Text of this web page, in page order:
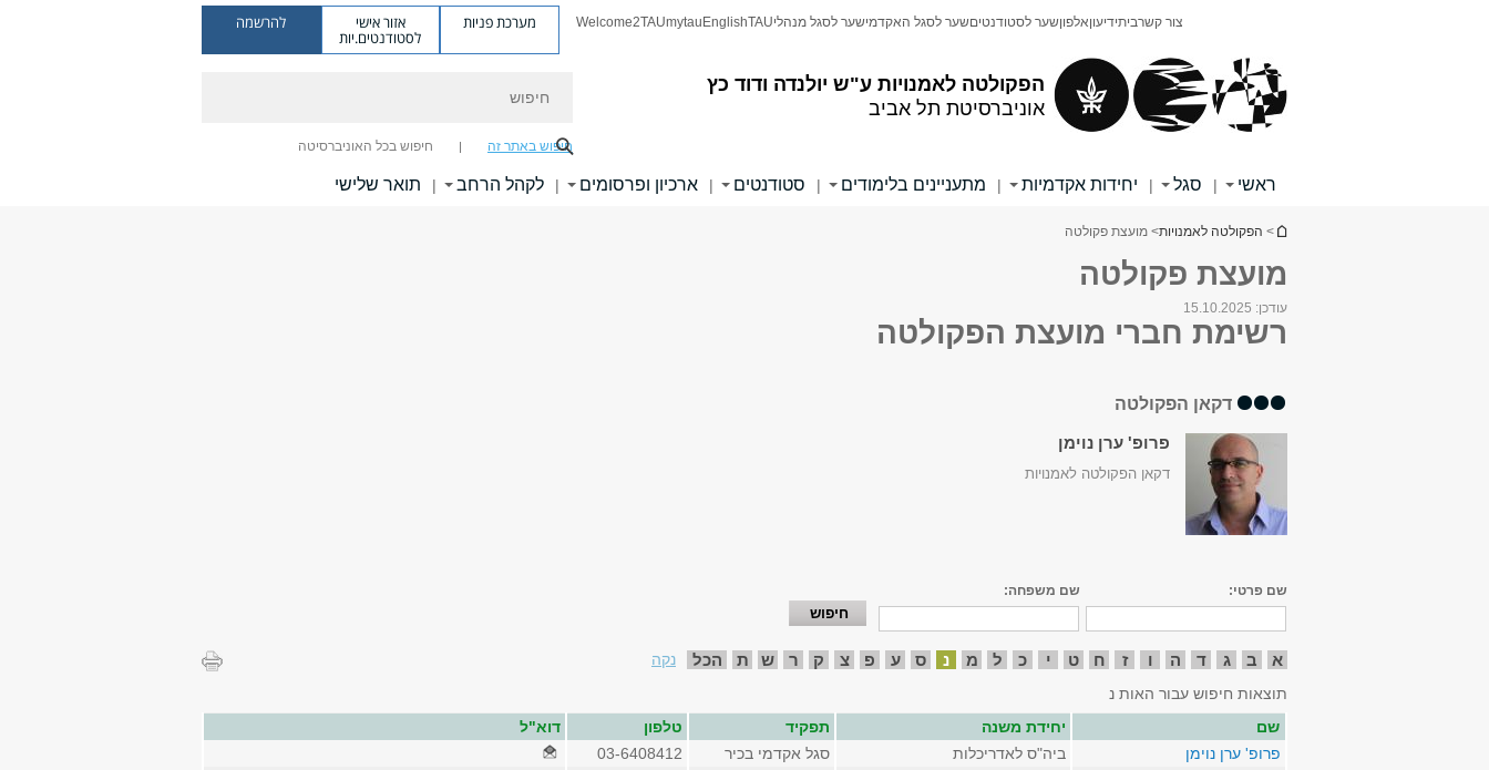
הפקולטה לאמנויות ע"ש יולנדה ודוד כץ
אוניברסיטת תל אביב
צור קשרביתידיעוןאלפוןשער לסטודנטיםשער לסגל האקדמישער לסגל מנהליTAU
English
mytau
Welcome2TAU מערכת פניות אזור אישי
לסטודנטים.יות
להרשמה
חיפוש באתר זה חיפוש בכל האוניברסיטה
ראשי | סגל | יחידות אקדמיות | מתעניינים בלימודים | סטודנטים | ארכיון ופרסומים | לקהל הרחב | תואר שלישי
הינך נמצא כאן
> הפקולטה לאמנויות> מועצת פקולטה
מועצת פקולטה
עודכן: 15.10.2025
רשימת חברי מועצת הפקולטה
דקאן הפקולטה
פרופ' ערן נוימן
דקאן הפקולטה לאמנויות
שם פרטי: שם משפחה:
א ב ג ד ה ו ז ח ט י כ ל מ נ ס ע פ צ ק ר ש ת הכל
נקה
תוצאות חיפוש עבור האות נ
שם
יחידת משנה תפקיד טלפון
דוא"ל
פרופ' ערן נוימן
ביה"ס לאדריכלות סגל אקדמי בכיר
03-6408412